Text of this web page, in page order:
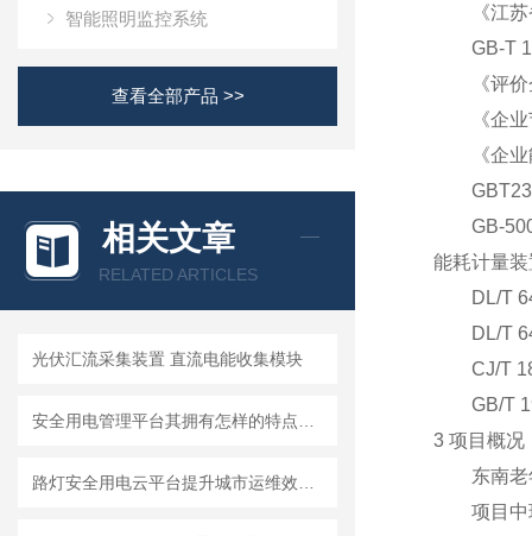
智能照明监控系统
查看全部产品 >>
相关文章
RELATED ARTICLES
光伏汇流采集装置 直流电能收集模块
《江苏省
GB-T
《评价企
《企业
《企业能
GB-
能耗计量
DL/T
DL/T
CJ/T
GB/T
3 项目概况
东南老年
项目中现